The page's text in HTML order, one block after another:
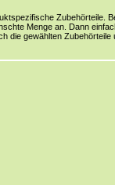
Zubehörteile.
Menge an. Dann
die gewählten Zubehörteile